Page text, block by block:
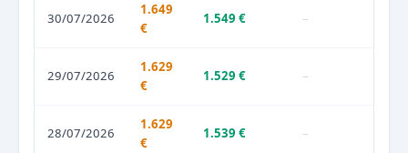
30/07/2026
1.649
€
1.549 € –
29/07/2026
1.629
€
1.529 € –
28/07/2026
1.629
€
1.539 € –